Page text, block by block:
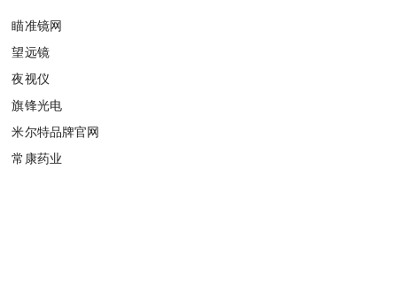
瞄准镜网
望远镜
夜视仪
旗锋光电
米尔特品牌官网
常康药业